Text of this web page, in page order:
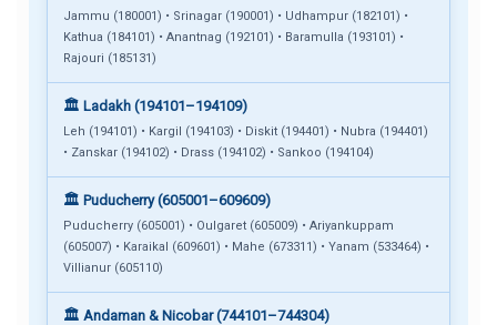
Jammu (180001) • Srinagar (190001) • Udhampur (182101) •
Kathua (184101) • Anantnag (192101) • Baramulla (193101) •
Rajouri (185131)
🏛️ Ladakh (194101–194109)
Leh (194101) • Kargil (194103) • Diskit (194401) • Nubra (194401)
• Zanskar (194102) • Drass (194102) • Sankoo (194104)
🏛️ Puducherry (605001–609609)
Puducherry (605001) • Oulgaret (605009) • Ariyankuppam
(605007) • Karaikal (609601) • Mahe (673311) • Yanam (533464) •
Villianur (605110)
🏛️ Andaman & Nicobar (744101–744304)